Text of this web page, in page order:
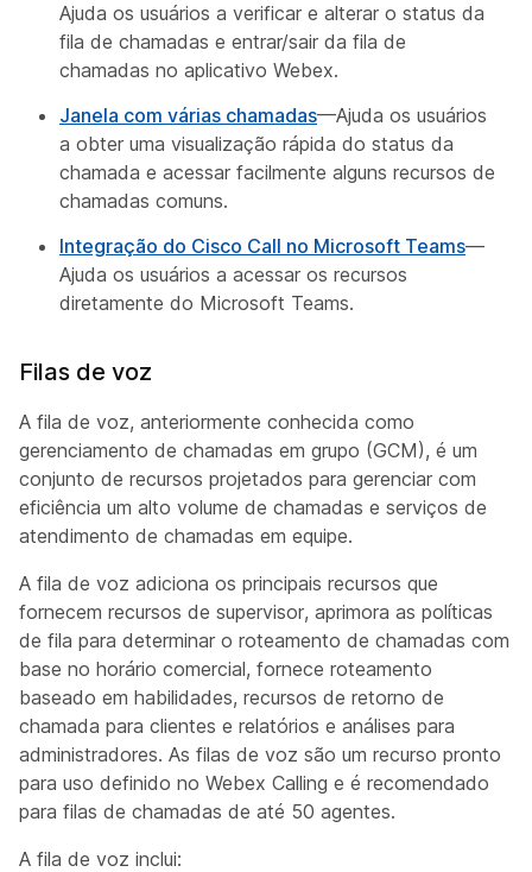
Ajuda os usuários a verificar e alterar o status da
fila de chamadas e entrar/sair da fila de
chamadas no aplicativo Webex.
Janela com várias chamadas—Ajuda os usuários
a obter uma visualização rápida do status da
chamada e acessar facilmente alguns recursos de
chamadas comuns.
Integração do Cisco Call no Microsoft Teams—
Ajuda os usuários a acessar os recursos
diretamente do Microsoft Teams.
Filas de voz
A fila de voz, anteriormente conhecida como
gerenciamento de chamadas em grupo (GCM), é um
conjunto de recursos projetados para gerenciar com
eficiência um alto volume de chamadas e serviços de
atendimento de chamadas em equipe.
A fila de voz adiciona os principais recursos que
fornecem recursos de supervisor, aprimora as políticas
de fila para determinar o roteamento de chamadas com
base no horário comercial, fornece roteamento
baseado em habilidades, recursos de retorno de
chamada para clientes e relatórios e análises para
administradores. As filas de voz são um recurso pronto
para uso definido no Webex Calling e é recomendado
para filas de chamadas de até 50 agentes.
A fila de voz inclui: